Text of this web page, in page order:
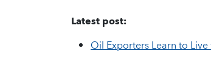
Latest post:
Oil Exporters Learn to